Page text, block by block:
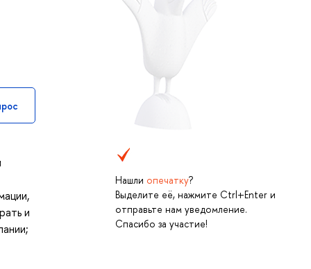
Нашли опечатку?
Выделите её, нажмите Ctrl+Enter и
отправьте нам уведомление.
Спасибо за участие!
и